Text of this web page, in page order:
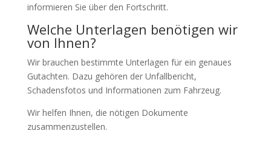
informieren Sie über den Fortschritt.
Welche Unterlagen benötigen wir
von Ihnen?
Wir brauchen bestimmte Unterlagen für ein genaues
Gutachten. Dazu gehören der Unfallbericht,
Schadensfotos und Informationen zum Fahrzeug.
Wir helfen Ihnen, die nötigen Dokumente
zusammenzustellen.